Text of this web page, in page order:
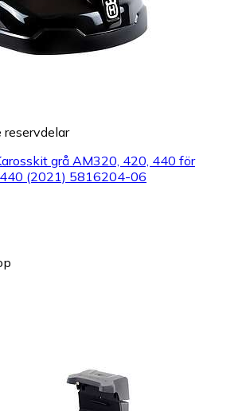
reservdelar
grå AM320, 420, 440 för
(2021) 5816204-06